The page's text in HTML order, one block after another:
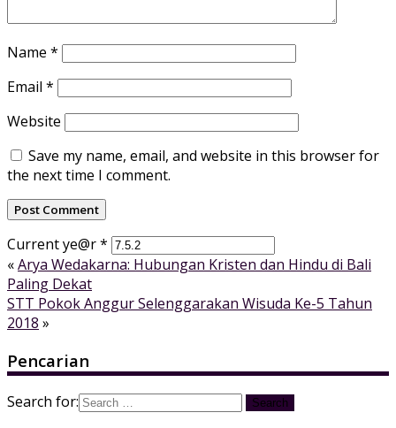
Name *
Email *
Website
Save my name, email, and website in this browser for
the next time I comment.
Current ye@r*
«Arya Wedakarna: Hubungan Kristen dan Hindu di Bali
Paling Dekat
STT Pokok Anggur Selenggarakan Wisuda Ke-5 Tahun
2018 »
Pencarian
Search for: